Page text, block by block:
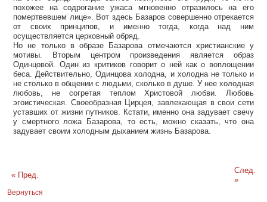
похожее на содрогание ужаса мгновенно отразилось на его
помертвевшем лице». Вот здесь Базаров совершенно отрекается
от своих принципов, и именно тогда, когда над ним
осуществляется церковный обряд.
Но не только в образе Базарова отмечаются христианские у
мотивы. Вторым центром произведения является образ
Одинцовой. Один из критиков говорит о ней как о воплощении
беса. Действительно, Одинцова холодна, и холодна не только и
не столько в общении с людьми, сколько в душе. У нее холодная
любовь, не согретая теплом Христовой любви. Любовь
эгоистическая. Своеобразная Цирцея, завлекающая в свои сети
уставших от жизни путников. Кстати, именно она задувает свечу
у смертного ложа Базарова, то есть, можно сказать, что она
задувает своим холодным дыханием жизнь Базарова.
« Пред.
След.
»
Вернуться